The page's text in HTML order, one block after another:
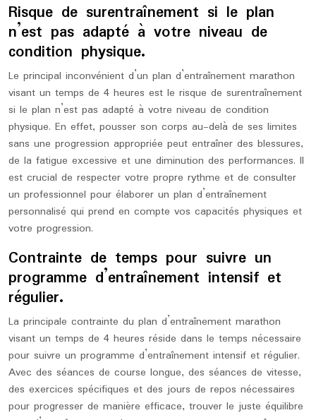
Risque de surentraînement si le plan
n’est pas adapté à votre niveau de
condition physique.
Le principal inconvénient d’un plan d’entraînement marathon
visant un temps de 4 heures est le risque de surentraînement
si le plan n’est pas adapté à votre niveau de condition
physique. En effet, pousser son corps au-delà de ses limites
sans une progression appropriée peut entraîner des blessures,
de la fatigue excessive et une diminution des performances. Il
est crucial de respecter votre propre rythme et de consulter
un professionnel pour élaborer un plan d’entraînement
personnalisé qui prend en compte vos capacités physiques et
votre progression.
Contrainte de temps pour suivre un
programme d’entraînement intensif et
régulier.
La principale contrainte du plan d’entraînement marathon
visant un temps de 4 heures réside dans le temps nécessaire
pour suivre un programme d’entraînement intensif et régulier.
Avec des séances de course longue, des séances de vitesse,
des exercices spécifiques et des jours de repos nécessaires
pour progresser de manière efficace, trouver le juste équilibre